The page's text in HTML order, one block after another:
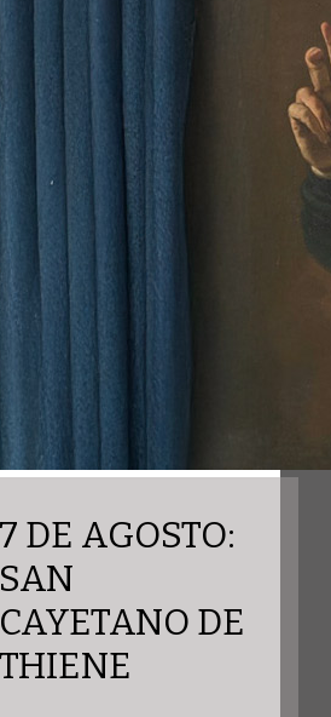
martes 30 de
7 DE AGOSTO:
SAN
CAYETANO DE
THIENE